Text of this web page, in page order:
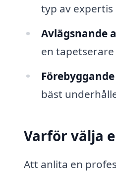
typ av
Avlägsnande
en
bäst
Varför välja
Att anlita en